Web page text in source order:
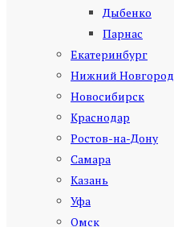
Дыбенко
Парнас
Екатеринбург
Нижний Новгород
Новосибирск
Краснодар
Ростов-на-Дону
Самара
Казань
Уфа
Омск